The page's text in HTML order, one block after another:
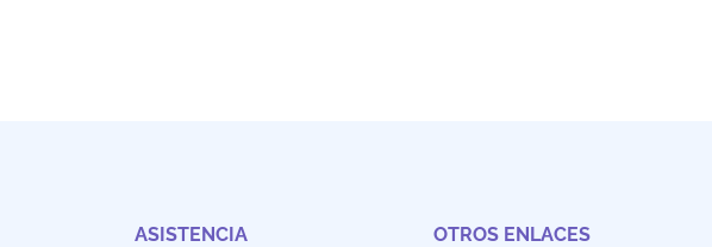
ASISTENCIA OTROS ENLACES